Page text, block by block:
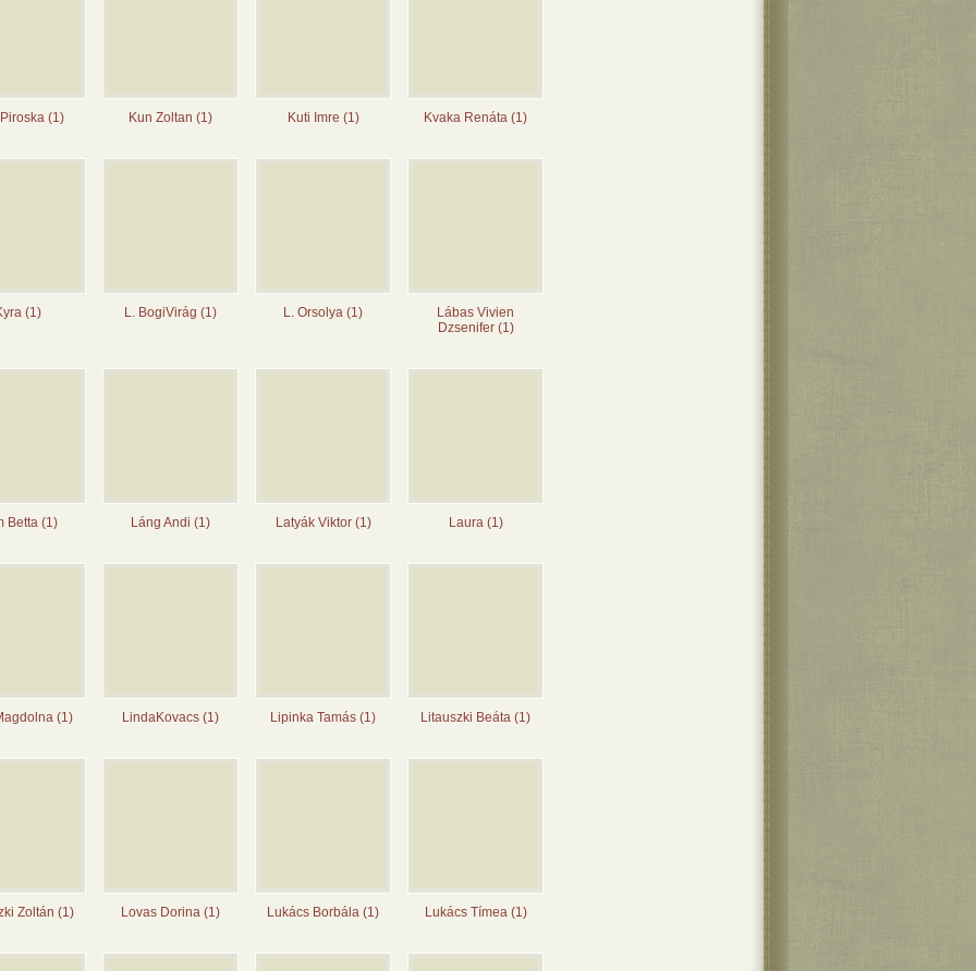
(1) Kun Zoltan (1) Kuti Imre (1) Kvaka Renáta (1)
(1) L. BogiVirág (1) L. Orsolya (1)
Lábas Vivien
Dzsenifer (1)
Betta (1) Láng Andi (1) Latyák Viktor (1) Laura (1)
(1) LindaKovacs (1) Lipinka Tamás (1) Litauszki Beáta (1)
Zoltán (1) Lovas Dorina (1) Lukács Borbála (1) Lukács Tímea (1)